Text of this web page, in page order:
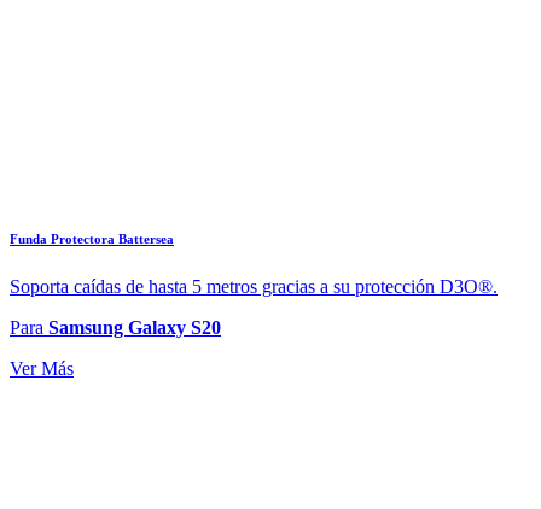
Funda Protectora Battersea
Soporta caídas de hasta 5 metros gracias a su protección D3O®.
Para Samsung Galaxy S20
Ver Más